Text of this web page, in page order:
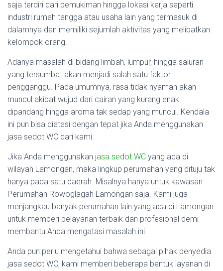
saja terdiri dari pemukiman hingga lokasi kerja seperti
industri rumah tangga atau usaha lain yang termasuk di
dalamnya dan memiliki sejumlah aktivitas yang melibatkan
kelompok orang.
Adanya masalah di bidang limbah, lumpur, hingga saluran
yang tersumbat akan menjadi salah satu faktor
pengganggu. Pada umumnya, rasa tidak nyaman akan
muncul akibat wujud dari cairan yang kurang enak
dipandang hingga aroma tak sedap yang muncul. Kendala
ini pun bisa diatasi dengan tepat jika Anda menggunakan
jasa sedot WC dari kami.
Jika Anda menggunakan jasa sedot WC yang ada di
wilayah Lamongan, maka lingkup perumahan yang dituju tak
hanya pada satu daerah. Misalnya hanya untuk kawasan
Perumahan Rowoglagah Lamongan saja. Kami juga
menjangkau banyak perumahan lain yang ada di Lamongan
untuk memberi pelayanan terbaik dan profesional demi
membantu Anda mengatasi masalah ini.
Anda pun perlu mengetahui bahwa sebagai pihak penyedia
jasa sedot WC, kami memberi beberapa bentuk layanan di